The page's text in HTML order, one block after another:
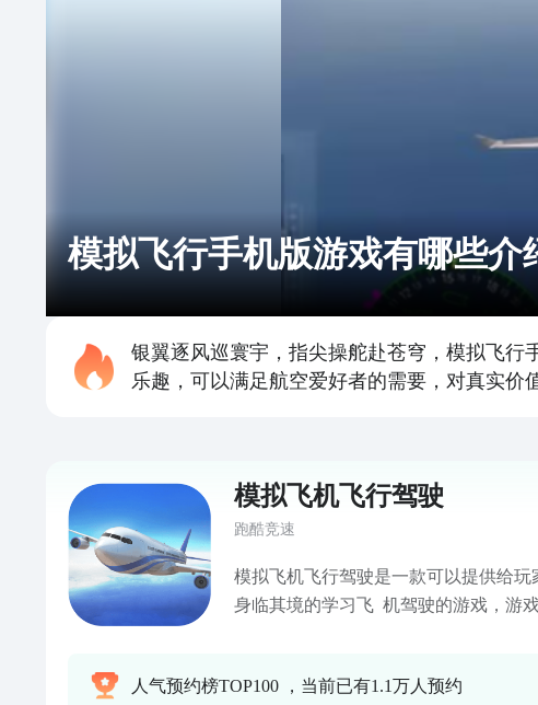
模拟飞行手机版游戏有哪些介
银翼逐风巡寰宇，指尖操舵赴苍穹，模拟飞行
乐趣，可以满足航空爱好者的需要，对真实价
模拟飞机飞行驾驶
跑酷竞速
模拟飞机飞行驾驶是一款可以提供给玩
身临其境的学习飞 机驾驶的游戏，游
吧。
人气预约榜TOP100 ，当前已有1.1万人预约